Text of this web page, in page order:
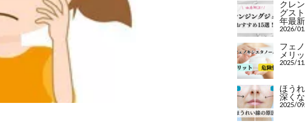
クレ
グス
年最新
2026/
フェ
メリ
2025/
ほう
深く
2025/